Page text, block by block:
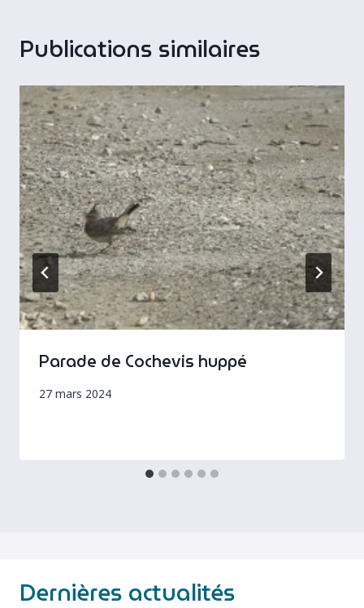
Publications similaires
Parade de Cochevis huppé
27 mars 2024
Dernières actualités